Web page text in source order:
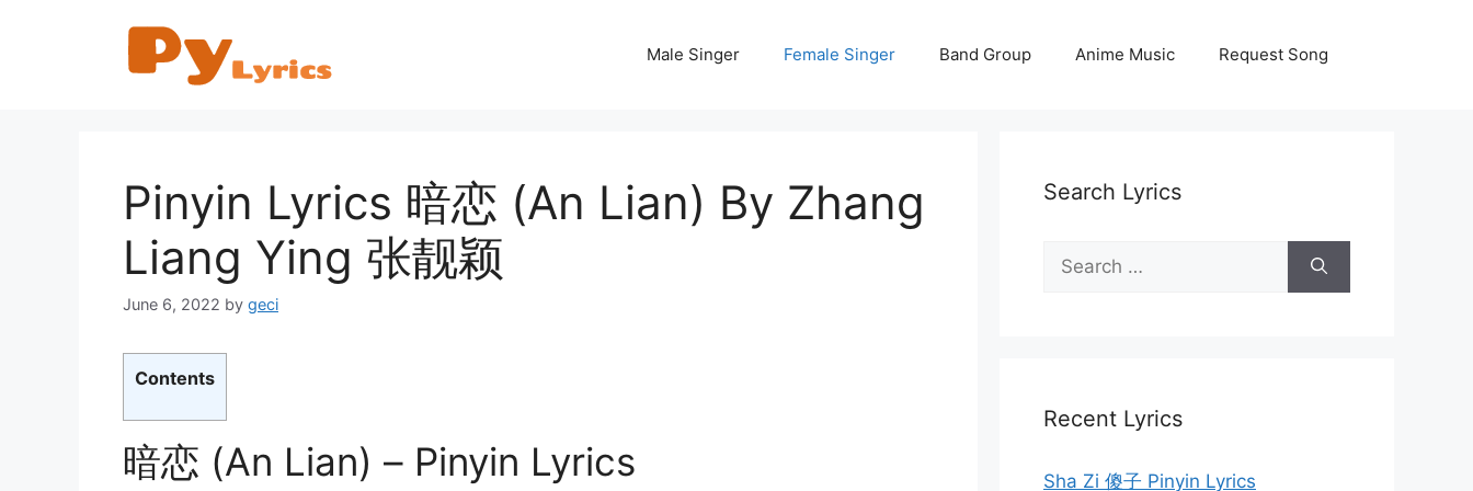
Male Singer Female Singer Band Group Anime Music Request Song
Pinyin Lyrics 暗恋 (An Lian) By Zhang
Liang Ying 张靓颖
June 6, 2022 by geci
Contents
暗恋 (An Lian) – Pinyin Lyrics
Search Lyrics
Search
for:
Recent Lyrics
Sha Zi 傻子 Pinyin Lyrics